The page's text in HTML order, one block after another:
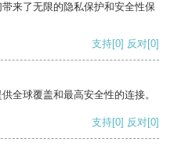
来了无限的隐私保护和安全性保
支持[0] 反对[0]
全球覆盖和最高安全性的连接。
支持[0] 反对[0]